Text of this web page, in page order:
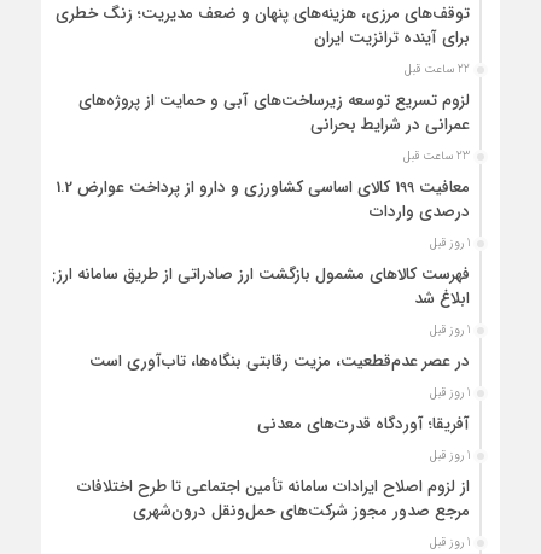
توقف‌های مرزی، هزینه‌های پنهان و ضعف مدیریت؛ زنگ خطری
برای آینده ترانزیت ایران
22 ساعت قبل
لزوم تسریع توسعه زیرساخت‌های آبی و حمایت از پروژه‌های
عمرانی در شرایط بحرانی
23 ساعت قبل
معافیت 199 کالای اساسی کشاورزی و دارو از پرداخت عوارض 1.2
درصدی واردات
1 روز قبل
فهرست کالاهای مشمول بازگشت ارز صادراتی از طریق سامانه ارزی
ابلاغ شد
1 روز قبل
در عصر عدم‌قطعیت، مزیت رقابتی بنگاه‌ها، تاب‌آوری است
1 روز قبل
آفریقا؛ آوردگاه قدرت‌های معدنی
1 روز قبل
از لزوم اصلاح ایرادات سامانه تأمین اجتماعی تا طرح اختلافات
مرجع صدور مجوز شرکت‌های حمل‌ونقل درون‌شهری
1 روز قبل